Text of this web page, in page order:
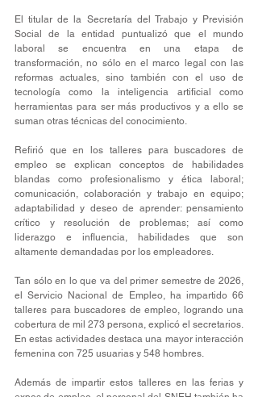
El titular de la Secretaría del Trabajo y Previsión
Social de la entidad puntualizó que el mundo
laboral se encuentra en una etapa de
transformación, no sólo en el marco legal con las
reformas actuales, sino también con el uso de
tecnología como la inteligencia artificial como
herramientas para ser más productivos y a ello se
suman otras técnicas del conocimiento.
Refirió que en los talleres para buscadores de
empleo se explican conceptos de habilidades
blandas como profesionalismo y ética laboral;
comunicación, colaboración y trabajo en equipo;
adaptabilidad y deseo de aprender: pensamiento
crítico y resolución de problemas; así como
liderazgo e influencia, habilidades que son
altamente demandadas por los empleadores.
Tan sólo en lo que va del primer semestre de 2026,
el Servicio Nacional de Empleo, ha impartido 66
talleres para buscadores de empleo, logrando una
cobertura de mil 273 persona, explicó el secretarios.
En estas actividades destaca una mayor interacción
femenina con 725 usuarias y 548 hombres.
Además de impartir estos talleres en las ferias y